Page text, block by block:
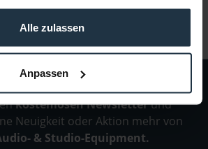
Alle zulassen
Anpassen
Hersteller sind verfübar......
kostenlosen Newsletterund
Neuigkeit oder Aktion mehr von
& Studio-Equipment.